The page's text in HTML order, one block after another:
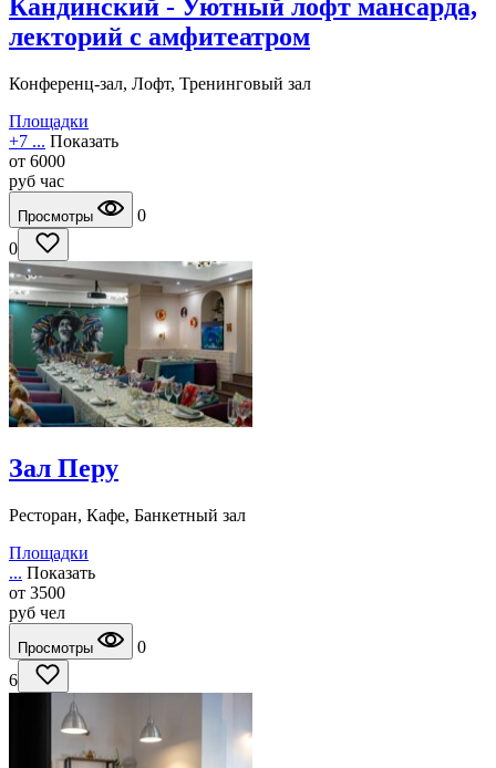
Кандинский - Уютный лофт мансарда,
лекторий с амфитеатром
Конференц-зал, Лофт, Тренинговый зал
Площадки
+7 ... Показать
от 6000
руб час
Просмотры
0
0
Зал Перу
Ресторан, Кафе, Банкетный зал
Площадки
... Показать
от 3500
руб чел
Просмотры
0
6